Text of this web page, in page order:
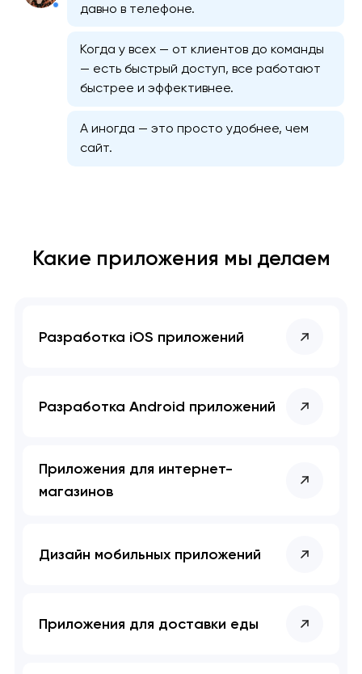
давно в телефоне.
Когда у всех — от клиентов до команды
— есть быстрый доступ, все работают
быстрее и эффективнее.
А иногда — это просто удобнее, чем
сайт.
Какие приложения мы делаем
Разработка iOS приложений
Разработка Android приложений
Приложения для интернет-
магазинов
Дизайн мобильных приложений
Приложения для доставки еды